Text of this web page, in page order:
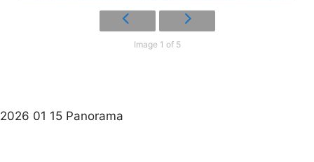
Image 1 of 5
2026 01 15 Panorama